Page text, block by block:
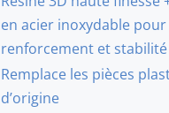
en acier inoxydable pour
renforcement et stabilité
Remplace les pièces
d’origine